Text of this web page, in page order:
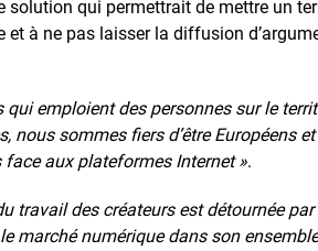
qui permettrait de mettre un
et à ne pas laisser la diffusion
emploient des personnes sur le
nous sommes fiers d’être Européens
face aux plateformes Internet ».
travail des créateurs est détournée
marché numérique dans son